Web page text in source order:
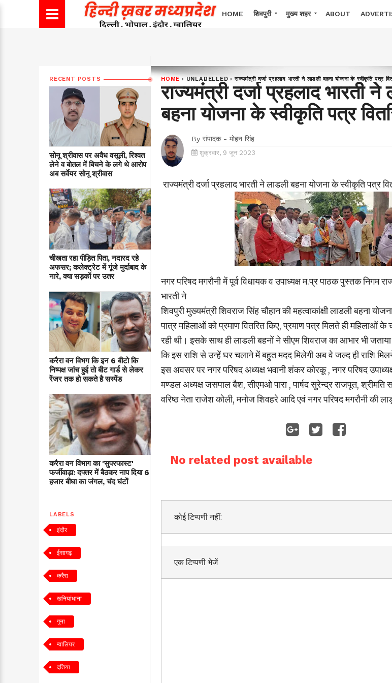
HOME शिवपुरी मुख्य शहर ABOUT
RECENT POSTS
सोनू श्रीवास पर अवैध वसूली, रिश्वत
लेने व बोतल में बिचने के लगे थे आरोप
अब सर्वेयर सोनू श्रीवास
चीखता रहा पीड़ित पिता, नदारद रहे
अफसर; कलेक्ट्रेट में गूंजे मुर्दाबाद के
नारे, क्या सड़कों पर उतर
करैरा वन विभग कि इन 6 बीटो कि
निष्पक्ष जांच हुई तो बीट गार्ड से लेकर
रेंजर तक हो सकते है सस्पेंड
करैरा वन विभाग का 'सुपरफास्ट'
फर्जीवाड़ा: दफ्तर में बैठकर नाप दिया 6
हजार बीघा का जंगल, चंद घंटों
LABELS
इंदौर
ईसागढ़
करैरा
खनियांधाना
गुना
ग्वालियर
दतिया
HOME › UNLABELLED ›राज्यमंत्री दर्जा प्रहलाद भारती ने लाडली बहना योजना के स्वीकृति पत्र
राज्यमंत्री दर्जा प्रहलाद भारती ने
बहना योजना के स्वीकृति पत्र
By संपादक - मोहन सिंह
शुक्रवार, 9 जून 2023
राज्यमंत्री दर्जा प्रहलाद भारती ने लाडली बहना योजना के स्वीकृति पत्र
नगर परिषद मगरौनी में पूर्व विधायक व उपाध्यक्ष म.प्र पाठक पुस्तक निगम
भारती ने
शिवपुरी मुख्यमंत्री शिवराज सिंह चौहान की महत्वाकांक्षी लाडली बहना
पात्र महिलाओं को प्रमाण वितरित किए, प्रमाण पत्र मिलते ही महिलाओं
रही थी। इसके साथ ही लाडली बहनों ने सीएम शिवराज का आभार भी
कि इस राशि से उन्हें घर चलाने में बहुत मदद मिलेगी अब वे जल्द ही राशि
इस अवसर पर नगर परिषद अध्यक्ष भवानी शंकर कोरकू , नगर परिषद
मण्डल अध्यक्ष जसपाल बैश, सीएमओ पारा , पार्षद सुरेन्द्र राजपूत, श्रीमति
वरिष्ठ नेता राजेश कोली, मनोज शिवहरे आदि एवं नगर परिषद मगरौनी की
No related post available
कोई टिप्पणी नहीं:
एक टिप्पणी भेजें